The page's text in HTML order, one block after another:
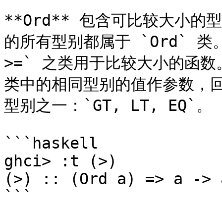
**Ord** 包含可比较大小的型
的所有型别都属于 `Ord`
>=` 之类用于比较大小的函
类中的相同型别的值作参数，
型别之一：`GT, LT, EQ`。
```haskell
ghci> :t (>)
(>) :: (Ord a) => a ->
```